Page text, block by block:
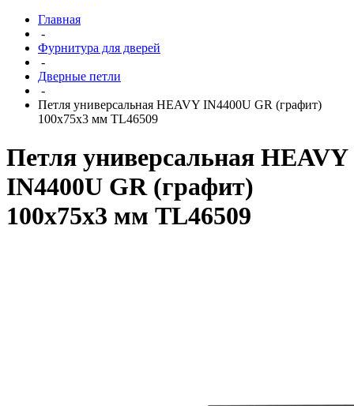
Главная
-
Фурнитура для дверей
-
Дверные петли
-
Петля универсальная HEAVY IN4400U GR (графит)
100х75х3 мм TL46509
Петля универсальная HEAVY
IN4400U GR (графит)
100х75х3 мм TL46509